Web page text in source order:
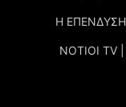
Η
NOTIOI TV |